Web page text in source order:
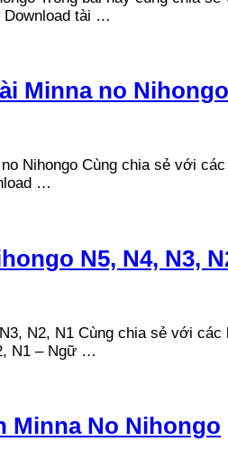
tài …
Minna no Nihongo
Nihongo Cùng chia sẻ với
…
N5, N4, N3,
N2, N1 Cùng chia sẻ với
N1 – Ngữ …
Minna No Nihongo